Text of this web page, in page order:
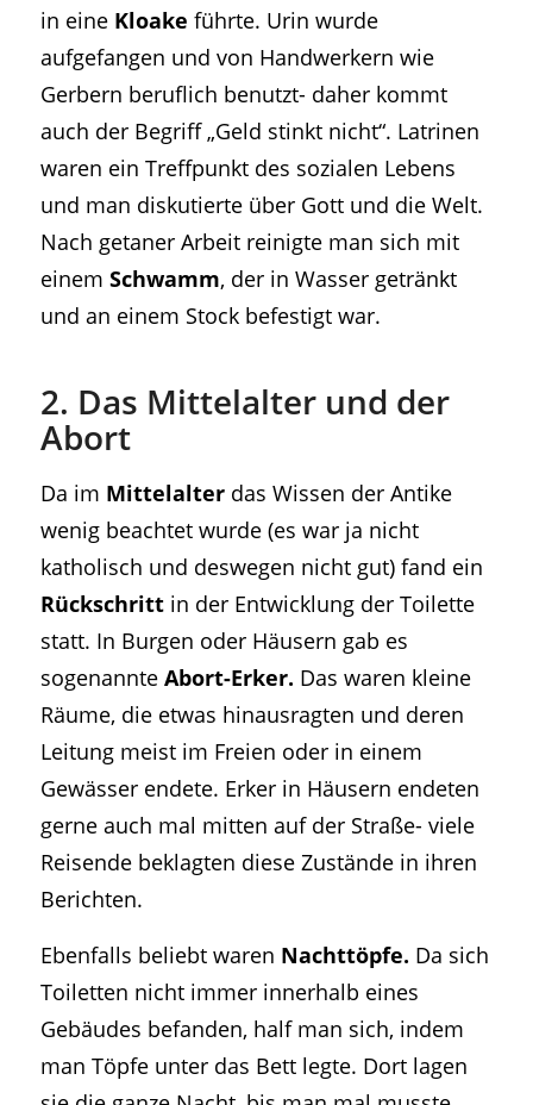
in eine Kloake führte. Urin wurde
aufgefangen und von Handwerkern wie
Gerbern beruflich benutzt- daher kommt
auch der Begriff „Geld stinkt nicht“. Latrinen
waren ein Treffpunkt des sozialen Lebens
und man diskutierte über Gott und die Welt.
Nach getaner Arbeit reinigte man sich mit
einem Schwamm, der in Wasser getränkt
und an einem Stock befestigt war.
2. Das Mittelalter und der
Abort
Da im Mittelalterdas Wissen der Antike
wenig beachtet wurde (es war ja nicht
katholisch und deswegen nicht gut) fand ein
Rückschrittin der Entwicklung der Toilette
statt. In Burgen oder Häusern gab es
sogenannte Abort-Erker. Das waren kleine
Räume, die etwas hinausragten und deren
Leitung meist im Freien oder in einem
Gewässer endete. Erker in Häusern endeten
gerne auch mal mitten auf der Straße- viele
Reisende beklagten diese Zustände in ihren
Berichten.
Ebenfalls beliebt waren Nachttöpfe. Da sich
Toiletten nicht immer innerhalb eines
Gebäudes befanden, half man sich, indem
man Töpfe unter das Bett legte. Dort lagen